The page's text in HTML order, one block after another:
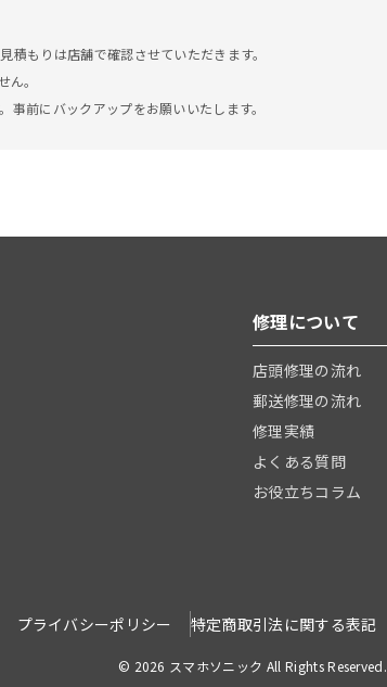
もりは店舗で確認させていただきます。
。
前にバックアップをお願いいたします。
修理について
店頭修理の流れ
郵送修理の流れ
修理実績
よくある質問
お役立ちコラム
プライバシーポリシー 特定商取引法に関する表記
© 2026 スマホソニック All Rights Reserved.